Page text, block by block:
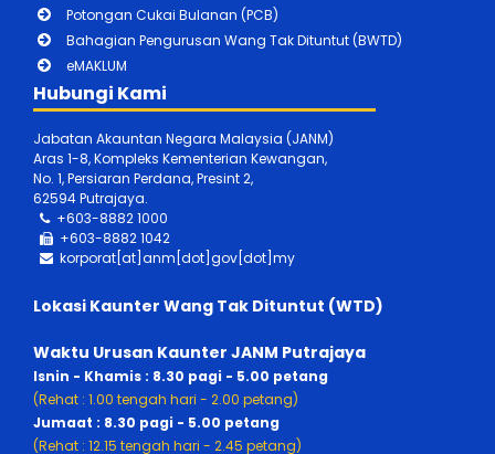
Potongan Cukai Bulanan (PCB)
Bahagian Pengurusan Wang Tak Dituntut (BWTD)
eMAKLUM
Hubungi Kami
Jabatan Akauntan Negara Malaysia (JANM)
Aras 1-8, Kompleks Kementerian Kewangan,
No. 1, Persiaran Perdana, Presint 2,
62594 Putrajaya.
+603-8882 1000
+603-8882 1042
korporat[at]anm[dot]gov[dot]my
Lokasi Kaunter Wang Tak Dituntut (WTD)
Waktu Urusan Kaunter JANM Putrajaya
Isnin - Khamis : 8.30 pagi - 5.00 petang
(Rehat : 1.00 tengah hari - 2.00 petang)
Jumaat : 8.30 pagi - 5.00 petang
(Rehat : 12.15 tengah hari - 2.45 petang)